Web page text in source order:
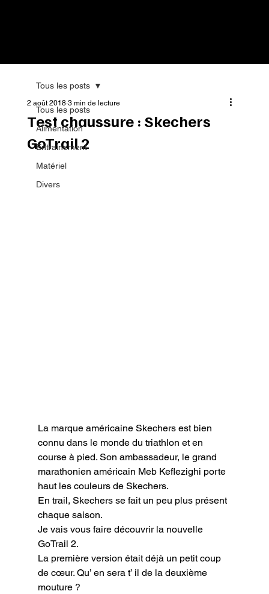
Tous les posts
Alimentation
Entrainement
Matériel
Divers
Tous les posts
Test chaussure : Skechers
GoTrail 2
2 août 2018 3 min de lecture
La marque américaine Skechers est bien
connu dans le monde du triathlon et en
course à pied. Son ambassadeur, le grand
marathonien américain Meb Keflezighi porte
haut les couleurs de Skechers.
En trail, Skechers se fait un peu plus présent
chaque saison.
Je vais vous faire découvrir la nouvelle
GoTrail 2.
La première version était déjà un petit coup
de cœur. Qu’ en sera t’ il de la deuxième
mouture ?